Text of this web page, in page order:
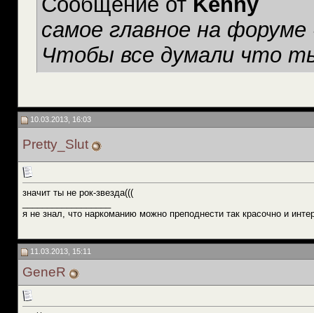
самое главное на
Чтобы все думали что
10.03.2013, 16:03
Pretty_Slut
значит ты не рок-звезда(((
я не знал, что наркоманию можно преподнести так красочно и
11.03.2013, 15:11
GeneR